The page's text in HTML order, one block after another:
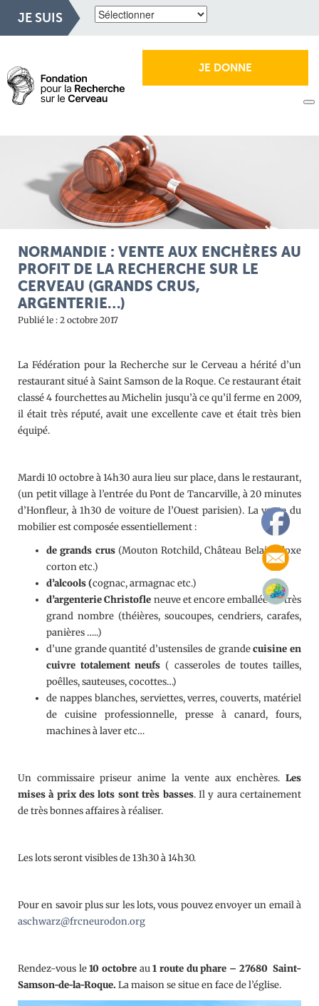
JE SUIS
JE DONNE
NORMANDIE : VENTE AUX ENCHÈRES AU
PROFIT DE LA RECHERCHE SUR LE
CERVEAU (GRANDS CRUS,
ARGENTERIE…)
Publié le : 2 octobre 2017
La Fédération pour la Recherche sur le Cerveau a hérité d’un
restaurant situé à Saint Samson de la Roque. Ce restaurant était
classé 4 fourchettes au Michelin jusqu’à ce qu’il ferme en 2009,
il était très réputé, avait une excellente cave et était très bien
équipé.
Mardi 10 octobre à 14h30 aura lieu sur place, dans le restaurant,
(un petit village à l’entrée du Pont de Tancarville, à 20 minutes
d’Honfleur, à 1h30 de voiture de l’Ouest parisien). La vente du
mobilier est composée essentiellement :
de grands crus(Mouton Rotchild, Château Belair, Aloxe
corton etc.)
d’alcools (cognac, armagnac etc.)
d’argenterie Christofle neuve et encore emballée en très
grand nombre (théières, soucoupes, cendriers, carafes,
panières …..)
d’une grande quantité d’ustensiles de grandecuisine en
cuivre totalement neufs ( casseroles de toutes tailles,
poêlles, sauteuses, cocottes…)
de nappes blanches, serviettes, verres, couverts, matériel
de cuisine professionnelle, presse à canard, fours,
machines à laver etc…
Un commissaire priseur anime la vente aux enchères. Les
mises à prix des lots sont très basses. Il y aura certainement
de très bonnes affaires à réaliser.
Les lots seront visibles de 13h30 à 14h30.
Pour en savoir plus sur les lots, vous pouvez envoyer un email à
aschwarz@frcneurodon.org
Rendez-vous le10 octobre au1 route du phare – 27680 Saint-
Samson-de-la-Roque. La maison se situe en face de l’église.